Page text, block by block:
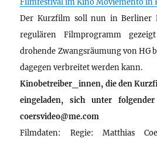
Der Kurzfilm soll nun in Berliner
regulären Filmprogramm
drohende Zwangsräumung von HG
dagegen verbreitet werden kann.
Kinobetreiber_innen, die den
eingeladen, sich unter
coersvideo@me.com
Filmdaten: Regie: Matthias